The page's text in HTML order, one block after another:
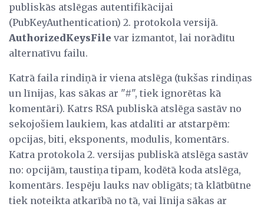
publiskās atslēgas autentifikācijai
(PubKeyAuthentication) 2. protokola versijā.
AuthorizedKeysFile var izmantot, lai norādītu
alternatīvu failu.
Katrā faila rindiņā ir viena atslēga (tukšas rindiņas
un līnijas, kas sākas ar "#", tiek ignorētas kā
komentāri). Katrs RSA publiskā atslēga sastāv no
sekojošiem laukiem, kas atdalīti ar atstarpēm:
opcijas, biti, eksponents, modulis, komentārs.
Katra protokola 2. versijas publiskā atslēga sastāv
no: opcijām, taustiņa tipam, kodētā koda atslēga,
komentārs. Iespēju lauks nav obligāts; tā klātbūtne
tiek noteikta atkarībā no tā, vai līnija sākas ar